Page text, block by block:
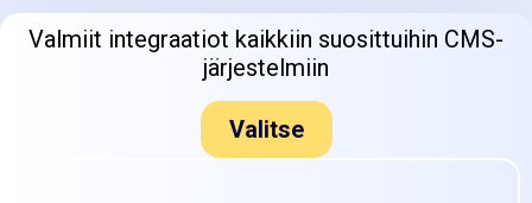
Valmiit integraatiot kaikkiin suosittuihin CMS-
järjestelmiin
Valitse